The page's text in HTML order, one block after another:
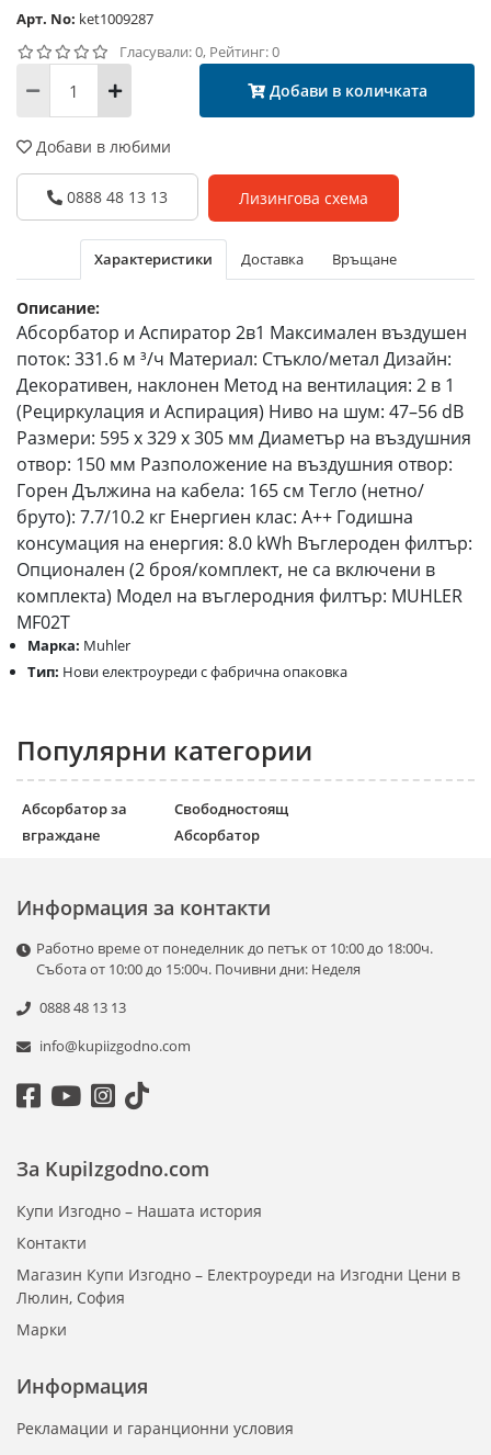
Арт. No: ket1009287
Гласували: 0, Рейтинг: 0
Добави в количката
Добави в любими
0888 48 13 13 Лизингова схема
Характеристики Доставка Връщане
Описание:
Абсорбатор и Аспиратор 2в1 Максимален въздушен
поток: 331.6 м ³/ч Материал: Стъкло/метал Дизайн:
Декоративен, наклонен Метод на вентилация: 2 в 1
(Рециркулация и Аспирация) Ниво на шум: 47–56 dB
Размери: 595 x 329 x 305 мм Диаметър на въздушния
отвор: 150 мм Разположение на въздушния отвор:
Горен Дължина на кабела: 165 см Тегло (нетно/
бруто): 7.7/10.2 кг Енергиен клас: A++ Годишна
консумация на енергия: 8.0 kWh Въглероден филтър:
Опционален (2 броя/комплект, не са включени в
комплекта) Модел на въглеродния филтър: MUHLER
MF02T
Марка: Muhler
Тип: Нови електроуреди с фабрична опаковка
Популярни категории
Абсорбатор за
вграждане
Свободностоящ
Абсорбатор
Информация за контакти
Работно време от понеделник до петък от 10:00 до 18:00ч.
Събота от 10:00 до 15:00ч. Почивни дни: Неделя
0888 48 13 13
info@kupiizgodno.com
Информация
Рекламации и гаранционни условия
За KupiIzgodno.com
Купи Изгодно – Нашата история
Контакти
Магазин Купи Изгодно – Електроуреди на Изгодни Цени в
Люлин, София
Марки